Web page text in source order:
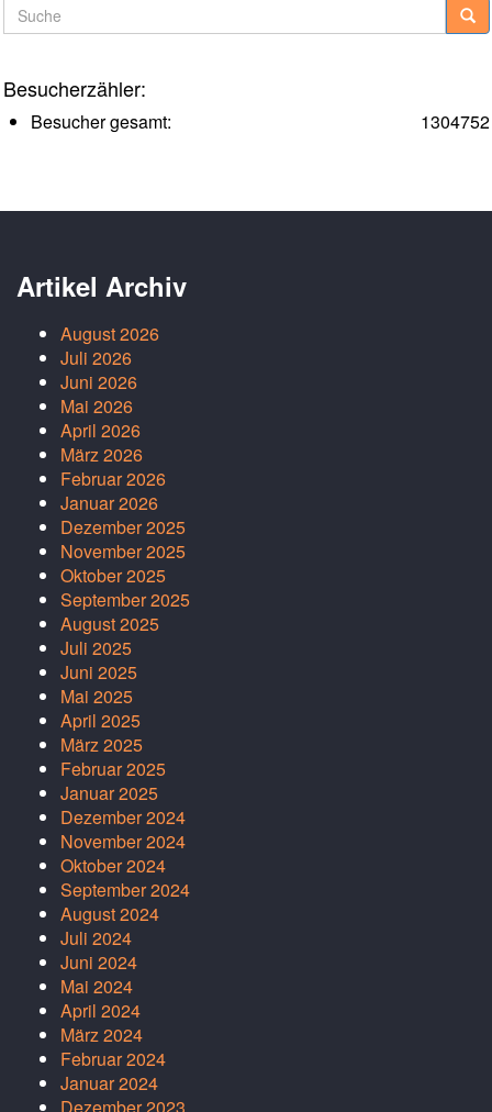
Suche
Besucherzähler:
1304752
Besucher gesamt:
Artikel Archiv
August 2026
Juli 2026
Juni 2026
Mai 2026
April 2026
März 2026
Februar 2026
Januar 2026
Dezember 2025
November 2025
Oktober 2025
September 2025
August 2025
Juli 2025
Juni 2025
Mai 2025
April 2025
März 2025
Februar 2025
Januar 2025
Dezember 2024
November 2024
Oktober 2024
September 2024
August 2024
Juli 2024
Juni 2024
Mai 2024
April 2024
März 2024
Februar 2024
Januar 2024